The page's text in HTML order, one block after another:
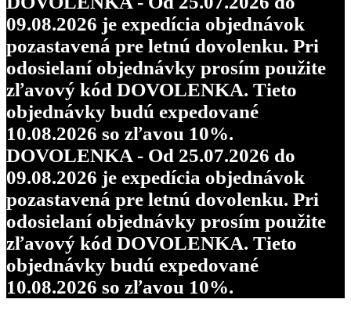
09.08.2026 je expedícia objednávok
pozastavená pre letnú dovolenku. Pri
odosielaní objednávky prosím použite
zľavový kód DOVOLENKA. Tieto
objednávky budú expedované
10.08.2026 so zľavou 10%.
DOVOLENKA - Od 25.07.2026 do
09.08.2026 je expedícia objednávok
pozastavená pre letnú dovolenku. Pri
odosielaní objednávky prosím použite
zľavový kód DOVOLENKA. Tieto
objednávky budú expedované
10.08.2026 so zľavou 10%.